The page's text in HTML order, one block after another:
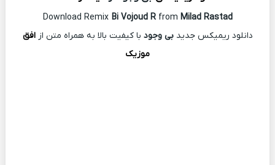
Download Remix Bi Vojoud Rfrom Milad Rastad
دانلود ریمیکس جدیدبی وجود با کیفیت بالا به همراه متن ازافق
موزیک